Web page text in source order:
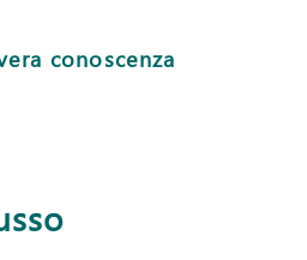
conoscenza